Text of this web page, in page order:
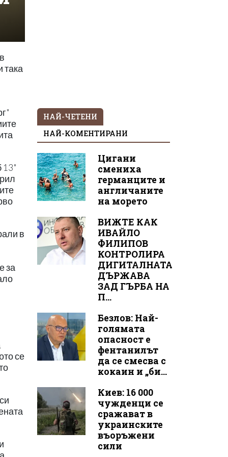
така
13"
в
за
се
НАЙ-ЧЕТЕНИ
НАЙ-КОМЕНТИРАНИ
Цигани
смениха
германците и
англичаните
на морето
ВИЖТЕ КАК
ИВАЙЛО
ФИЛИПОВ
КОНТРОЛИРА
ДИГИТАЛНАТА
ДЪРЖАВА
ЗАД ГЪРБА НА
П...
Безлов: Най-
голямата
опасност е
фентанилът
да се смесва с
кокаин и „би...
Киев: 16 000
чужденци се
сражават в
украинските
въоръжени
сили